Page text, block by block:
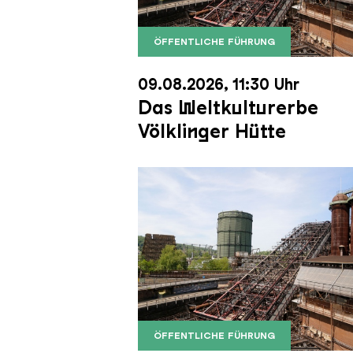
ÖFFENTLICHE FÜHRUNG
Der Erzschrägaufzug der
Copyright: Weltkulturerbe
09.08.2026, 11:30 Uhr
Das Weltkulturerbe
Völklinger Hütte
ÖFFENTLICHE FÜHRUNG